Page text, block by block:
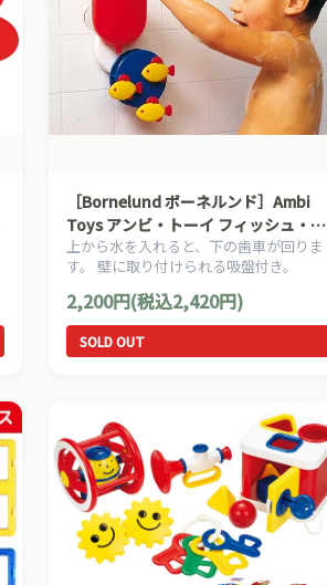
［Bornelund ボーネルンド］Ambi
Toys アンビ・トーイ フィッシュ・ホ
イール
上から水を入れると、下の歯車が回りま
す。 壁に取り付けられる吸盤付き。
2,200円(税込2,420円)
SOLD OUT